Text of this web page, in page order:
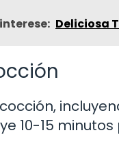
Deliciosa
10-15